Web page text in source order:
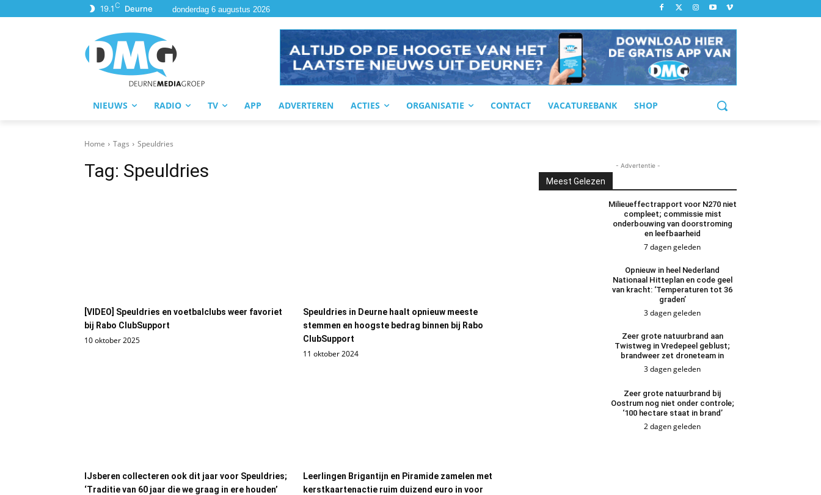
19.1C Deurne donderdag 6 augustus 2026
NIEUWS RADIO TV APP ADVERTEREN ACTIES ORGANISATIE CONTACT VACATUREBANK SHOP
Home Tags Speuldries
Tag: Speuldries
[VIDEO] Speuldries en voetbalclubs weer favoriet
bij Rabo ClubSupport
10 oktober 2025
Speuldries in Deurne haalt opnieuw meeste
stemmen en hoogste bedrag binnen bij Rabo
ClubSupport
11 oktober 2024
IJsberen collecteren ook dit jaar voor Speuldries;
‘Traditie van 60 jaar die we graag in ere houden’
Leerlingen Brigantijn en Piramide zamelen met
kerstkaartenactie ruim duizend euro in voor
- Advertentie -
Meest Gelezen
Milieueffectrapport voor N270 niet
compleet; commissie mist
onderbouwing van doorstroming
en leefbaarheid
7 dagen geleden
Opnieuw in heel Nederland
Nationaal Hitteplan en code geel
van kracht: ‘Temperaturen tot 36
graden’
3 dagen geleden
Zeer grote natuurbrand aan
Twistweg in Vredepeel geblust;
brandweer zet droneteam in
3 dagen geleden
Zeer grote natuurbrand bij
Oostrum nog niet onder controle;
‘100 hectare staat in brand’
2 dagen geleden